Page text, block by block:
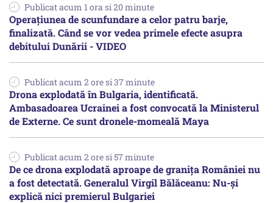
Publicat acum 1 ora si 20 minute
Operațiunea de scunfundare a celor patru barje,
finalizată. Când se vor vedea primele efecte asupra
debitului Dunării - VIDEO
Publicat acum 2 ore si 37 minute
Drona explodată în Bulgaria, identificată.
Ambasadoarea Ucrainei a fost convocată la Ministerul
de Externe. Ce sunt dronele-momeală Maya
Publicat acum 2 ore si 57 minute
De ce drona explodată aproape de granița României nu
a fost detectată. Generalul Virgil Bălăceanu: Nu-și
explică nici premierul Bulgariei